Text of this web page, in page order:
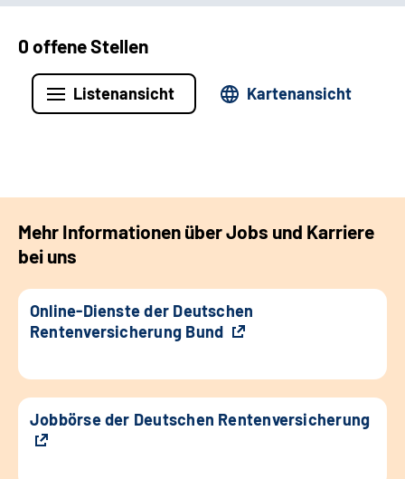
0 offene Stellen
Listenansicht Kartenansicht
Mehr Informationen über Jobs und Karriere
bei uns
Online-Dienste der Deutschen
Rentenversicherung Bund
Jobbörse der Deutschen Rentenversicherung